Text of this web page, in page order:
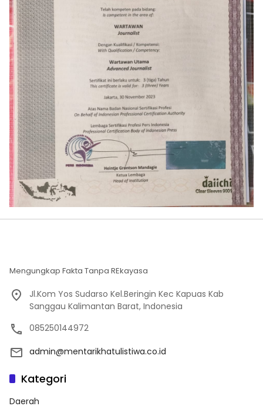
Mengungkap Fakta Tanpa REkayasa
Jl.Kom Yos Sudarso Kel.Beringin Kec Kapuas Kab
Sanggau Kalimantan Barat, Indonesia
085250144972
admin@mentarikhatulistiwa.co.id
Kategori
Daerah